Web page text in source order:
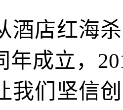
酒店红海
成立，
我们坚信